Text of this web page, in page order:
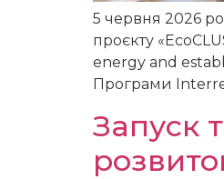
5 червня 2026
проєкту
energy and
Програми
Запуск